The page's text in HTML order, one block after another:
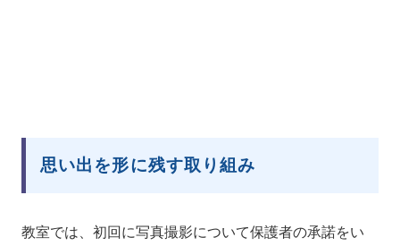
思い出を形に残す取り組み
教室では、初回に写真撮影について保護者の承諾をい